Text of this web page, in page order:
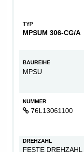
TYP
MPSUM 306-CG/A
BAUREIHE
MPSU
NUMMER
76L13061100
DREHZAHL
FESTE DREHZAHL